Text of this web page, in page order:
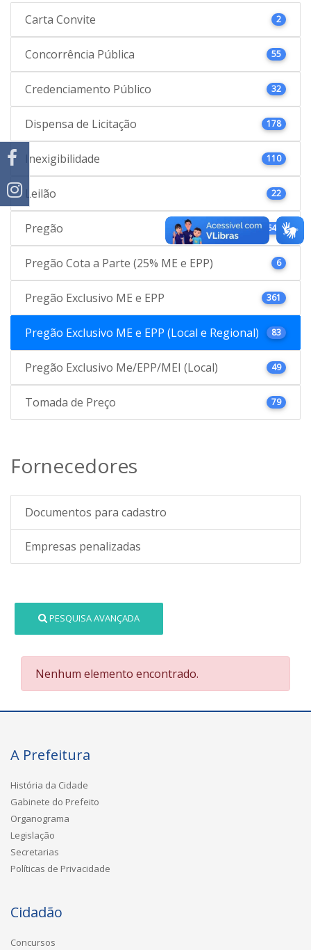
Carta Convite 2
Concorrência Pública 55
Credenciamento Público 32
Dispensa de Licitação 178
Inexigibilidade 110
Leilão 22
Pregão 646
Pregão Cota a Parte (25% ME e EPP) 6
Pregão Exclusivo ME e EPP 361
Pregão Exclusivo ME e EPP (Local e Regional) 83
Pregão Exclusivo Me/EPP/MEI (Local) 49
Tomada de Preço 79
Fornecedores
Documentos para cadastro
Empresas penalizadas
PESQUISA AVANÇADA
Nenhum elemento encontrado.
A Prefeitura
História da Cidade
Gabinete do Prefeito
Organograma
Legislação
Secretarias
Políticas de Privacidade
Cidadão
Concursos